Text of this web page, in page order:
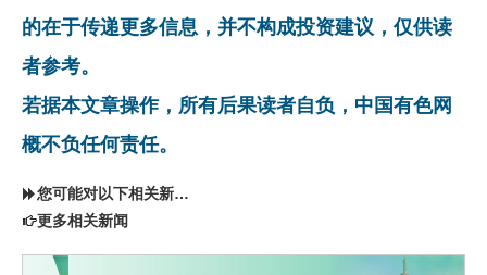
的在于传递更多信息，并不构成投资建议，仅供读
者参考。
若据本文章操作，所有后果读者自负，中国有色网
概不负任何责任。
您可能对以下相关新闻同样感兴趣
更多相关新闻